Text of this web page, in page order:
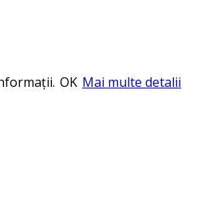
OK Mai multe detalii